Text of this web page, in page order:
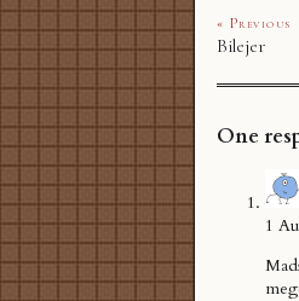
« Previous
Bilejer
One
1